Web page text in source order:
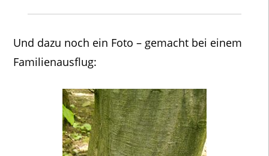
Und dazu noch ein Foto – gemacht bei einem
Familienausflug: